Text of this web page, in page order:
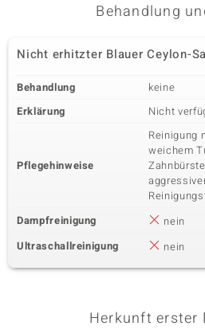
Behandlung
Nicht erhitzter Blauer Ceylon-
Behandlung
keine
Erklärung
Nicht
Pflegehinweise
Reinigung
weichem
Dampfreinigung
nein
Ultraschallreinigung
nein
Herkunft erster